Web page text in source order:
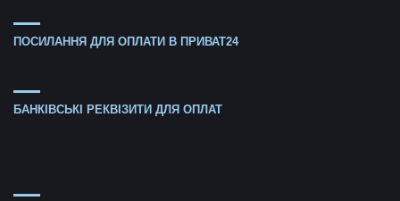
ПОСИЛАННЯ ДЛЯ ОПЛАТИ В ПРИВАТ24
БАНКІВСЬКІ РЕКВІЗИТИ ДЛЯ ОПЛАТ